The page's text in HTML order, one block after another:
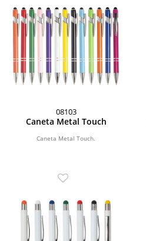
08103
Caneta Metal Touch
Caneta Metal Touch.